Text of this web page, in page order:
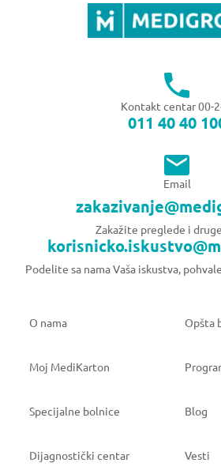
Kontakt centar 00-
011 40 40
Email
Zakažite preglede i
Podelite sa nama Vaša iskustva,
O nama Opšta
Moj MediKarton
Specijalne bolnice Blog
Dijagnostički centar Vesti